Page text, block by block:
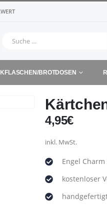
BROTDOSEN
4,95€
inkl. MwSt.
Engel
kostenloser